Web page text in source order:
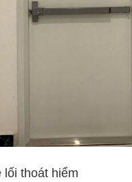
lối thoát hiểm